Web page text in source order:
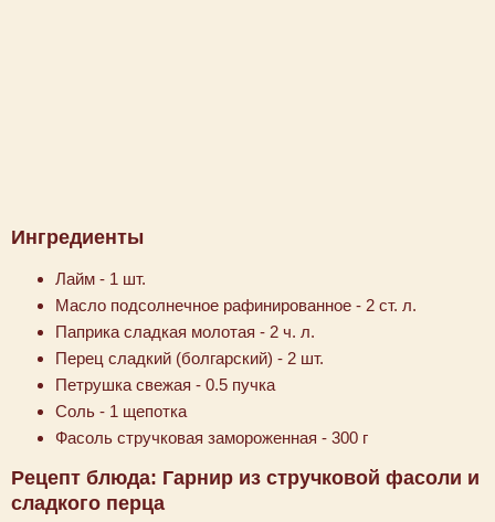
Ингредиенты
Лайм - 1 шт.
Масло подсолнечное рафинированное - 2 ст. л.
Паприка сладкая молотая - 2 ч. л.
Перец сладкий (болгарский) - 2 шт.
Петрушка свежая - 0.5 пучка
Соль - 1 щепотка
Фасоль стручковая замороженная - 300 г
Рецепт блюда: Гарнир из стручковой фасоли и
сладкого перца